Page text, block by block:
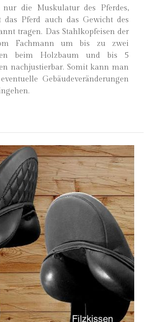
die Muskulatur des Pferdes,
das Pferd auch das Gewicht des
tragen. Das Stahlkopfeisen der
Fachmann um bis zu zwei
beim Holzbaum und bis 5
nachjustierbar. Somit kann man
Gebäudeveränderungen